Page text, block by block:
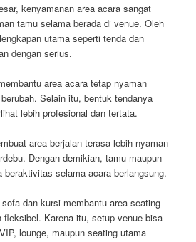
kenyamanan area acara sangat
tamu selama berada di venue. Oleh
utama seperti tenda dan
dengan serius.
area acara tetap nyaman
Selain itu, bentuk tendanya
lebih profesional dan tertata.
area berjalan terasa lebih nyaman
Dengan demikian, tamu maupun
beraktivitas selama acara berlangsung.
dan kursi membantu area seating
fleksibel. Karena itu, setup venue bisa
lounge, maupun seating utama